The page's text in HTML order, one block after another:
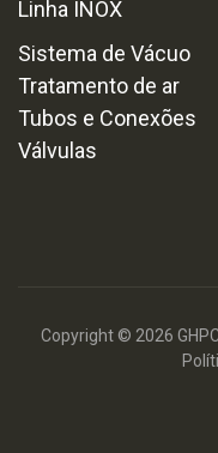
Linha INOX
Sistema de Vácuo
Tratamento de ar
Tubos e Conexões
Válvulas
Copyright © 2026